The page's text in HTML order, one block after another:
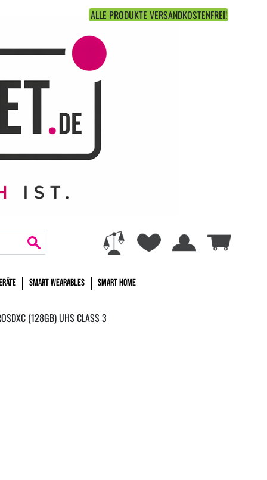
ALLE PRODUKTE VERSANDKOSTENFREI!
SMART WEARABLES SMART HOME
(128GB) UHS CLASS 3